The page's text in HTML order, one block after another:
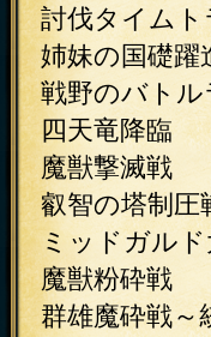
討伐タイム
姉妹の国
戦野のバト
四天竜降
魔獣撃滅
叡智の塔
ミッドガル
魔獣粉砕
群雄魔砕戦～